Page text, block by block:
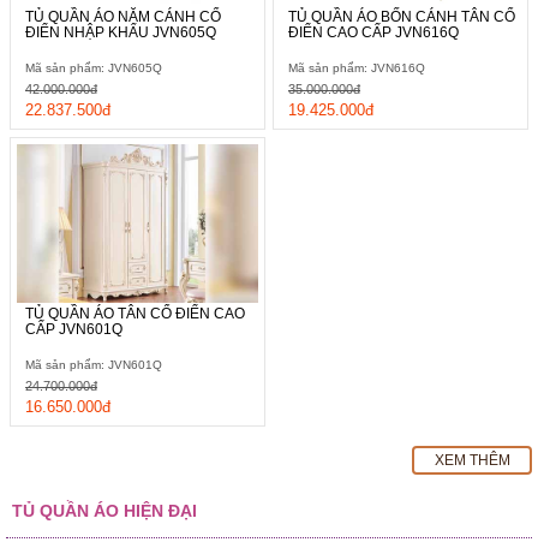
TỦ QUẦN ÁO NĂM CÁNH CỔ
ĐIỂN NHẬP KHẨU JVN605Q
Mã sản phẩm: JVN605Q
22.837.500đ
42.000.000đ
TỦ QUẦN ÁO BỐN CÁNH TÂN CỔ
ĐIỂN CAO CẤP JVN616Q
Mã sản phẩm: JVN616Q
19.425.000đ
35.000.000đ
TỦ QUẦN ÁO TÂN CỔ ĐIỂN CAO
CẤP JVN601Q
Mã sản phẩm: JVN601Q
16.650.000đ
24.700.000đ
XEM THÊM
TỦ QUẦN ÁO HIỆN ĐẠI